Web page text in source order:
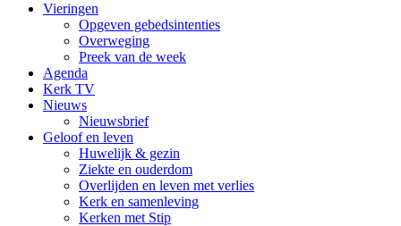
Vieringen
Opgeven gebedsintenties
Overweging
Preek van de week
Agenda
Kerk TV
Nieuws
Nieuwsbrief
Geloof en leven
Huwelijk & gezin
Ziekte en ouderdom
Overlijden en leven met verlies
Kerk en samenleving
Kerken met Stip